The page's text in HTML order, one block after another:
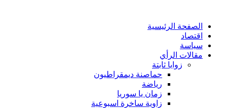
الصفحة الرئيسية
اقتصاد
سياسة
مقالات الرأي
زوايا ثابتة
حماصنة ديمقراطيون
رياضة
زمان يا سوريا
زاوية ساخرة اسبوعية